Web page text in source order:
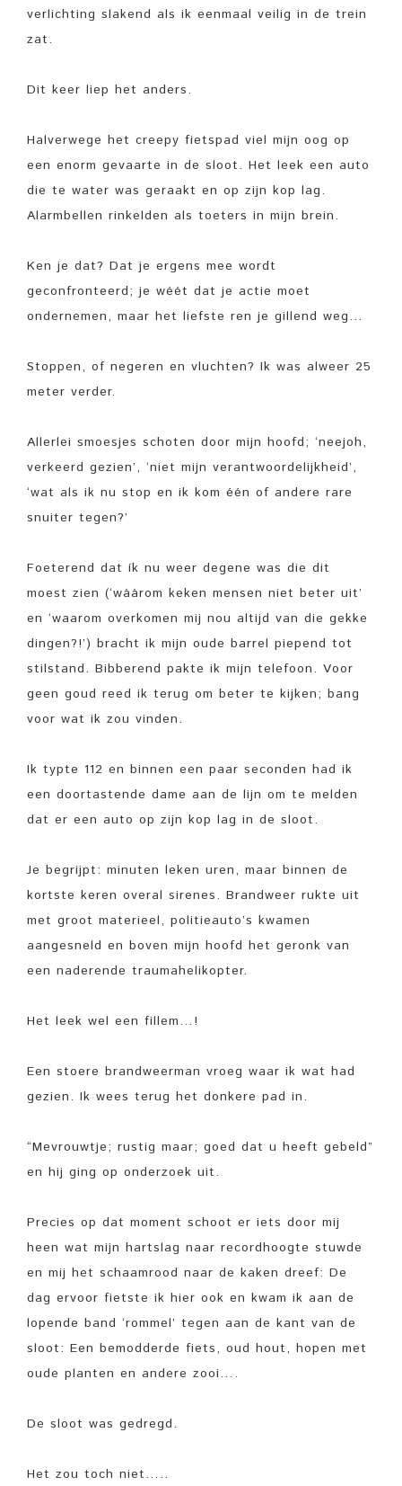
verlichting slakend als ik eenmaal veilig in de trein
zat.
Dit keer liep het anders.
Halverwege het creepy fietspad viel mijn oog op
een enorm gevaarte in de sloot. Het leek een auto
die te water was geraakt en op zijn kop lag.
Alarmbellen rinkelden als toeters in mijn brein.
Ken je dat? Dat je ergens mee wordt
geconfronteerd; je wéét dat je actie moet
ondernemen, maar het liefste ren je gillend weg…
Stoppen, of negeren en vluchten? Ik was alweer 25
meter verder.
Allerlei smoesjes schoten door mijn hoofd; ‘neejoh,
verkeerd gezien’, ‘niet mijn verantwoordelijkheid’,
‘wat als ik nu stop en ik kom één of andere rare
snuiter tegen?’
Foeterend dat ík nu weer degene was die dit
moest zien (‘wáárom keken mensen niet beter uit’
en ‘waarom overkomen mij nou altijd van die gekke
dingen?!’) bracht ik mijn oude barrel piepend tot
stilstand. Bibberend pakte ik mijn telefoon. Voor
geen goud reed ik terug om beter te kijken; bang
voor wat ik zou vinden.
Ik typte 112 en binnen een paar seconden had ik
een doortastende dame aan de lijn om te melden
dat er een auto op zijn kop lag in de sloot.
Je begrijpt: minuten leken uren, maar binnen de
kortste keren overal sirenes. Brandweer rukte uit
met groot materieel, politieauto’s kwamen
aangesneld en boven mijn hoofd het geronk van
een naderende traumahelikopter.
Het leek wel een fillem…!
Een stoere brandweerman vroeg waar ik wat had
gezien. Ik wees terug het donkere pad in.
“Mevrouwtje; rustig maar; goed dat u heeft gebeld”
en hij ging op onderzoek uit.
Precies op dat moment schoot er iets door mij
heen wat mijn hartslag naar recordhoogte stuwde
en mij het schaamrood naar de kaken dreef: De
dag ervoor fietste ik hier ook en kwam ik aan de
lopende band ‘rommel’ tegen aan de kant van de
sloot: Een bemodderde fiets, oud hout, hopen met
oude planten en andere zooi….
De sloot was gedregd.
Het zou toch niet…..